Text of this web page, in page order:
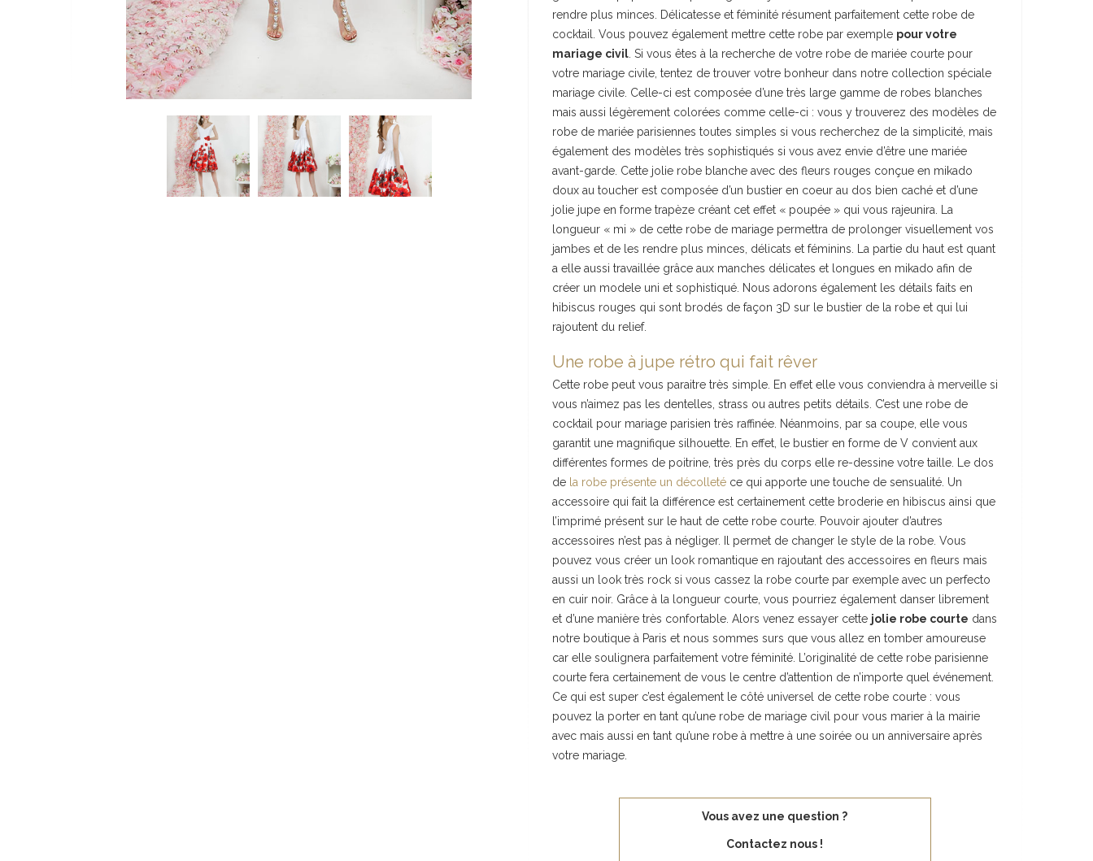
rendre plus minces. Délicatesse et féminité résument parfaitement cette robe de
cocktail. Vous pouvez également mettre cette robe par exemple pour votre
mariage civil. Si vous êtes à la recherche de votre robe de mariée courte pour
votre mariage civile, tentez de trouver votre bonheur dans notre collection spéciale
mariage civile. Celle-ci est composée d’une très large gamme de robes blanches
mais aussi légèrement colorées comme celle-ci : vous y trouverez des modèles de
robe de mariée parisiennes toutes simples si vous recherchez de la simplicité, mais
également des modèles très sophistiqués si vous avez envie d’être une mariée
avant-garde. Cette jolie robe blanche avec des fleurs rouges conçue en mikado
doux au toucher est composée d’un bustier en coeur au dos bien caché et d’une
jolie jupe en forme trapèze créant cet effet « poupée » qui vous rajeunira. La
longueur « mi » de cette robe de mariage permettra de prolonger visuellement vos
jambes et de les rendre plus minces, délicats et féminins. La partie du haut est quant
a elle aussi travaillée grâce aux manches délicates et longues en mikado afin de
créer un modele uni et sophistiqué. Nous adorons également les détails faits en
hibiscus rouges qui sont brodés de façon 3D sur le bustier de la robe et qui lui
rajoutent du relief.
Une robe à jupe rétro qui fait rêver
Cette robe peut vous paraitre très simple. En effet elle vous conviendra à merveille si
vous n’aimez pas les dentelles, strass ou autres petits détails. C’est une robe de
cocktail pour mariage parisien très raffinée. Néanmoins, par sa coupe, elle vous
garantit une magnifique silhouette. En effet, le bustier en forme de V convient aux
différentes formes de poitrine, très près du corps elle re-dessine votre taille. Le dos
de la robe présente un décolletéce qui apporte une touche de sensualité. Un
accessoire qui fait la différence est certainement cette broderie en hibiscus ainsi que
l’imprimé présent sur le haut de cette robe courte. Pouvoir ajouter d’autres
accessoires n’est pas à négliger. Il permet de changer le style de la robe. Vous
pouvez vous créer un look romantique en rajoutant des accessoires en fleurs mais
aussi un look très rock si vous cassez la robe courte par exemple avec un perfecto
en cuir noir. Grâce à la longueur courte, vous pourriez également danser librement
et d’une manière très confortable. Alors venez essayer cette jolie robe courte dans
notre boutique à Paris et nous sommes surs que vous allez en tomber amoureuse
car elle soulignera parfaitement votre féminité. L’originalité de cette robe parisienne
courte fera certainement de vous le centre d’attention de n’importe quel événement.
Ce qui est super c’est également le côté universel de cette robe courte : vous
pouvez la porter en tant qu’une robe de mariage civil pour vous marier à la mairie
avec mais aussi en tant qu’une robe à mettre à une soirée ou un anniversaire après
votre mariage.
Vous avez une question ?
Contactez nous !